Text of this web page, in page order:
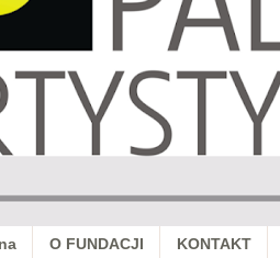
O FUNDACJI KONTAKT